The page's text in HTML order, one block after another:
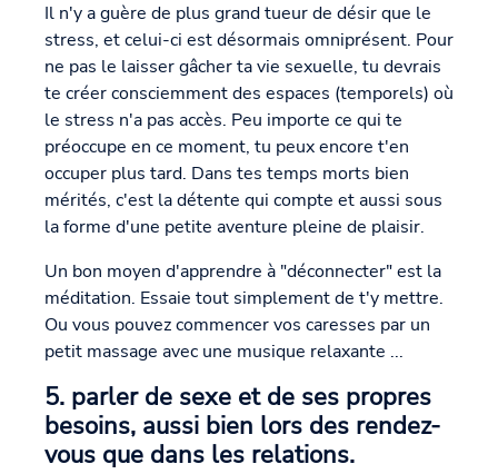
Il n'y a guère de plus grand tueur de désir que le
stress, et celui-ci est désormais omniprésent. Pour
ne pas le laisser gâcher ta vie sexuelle, tu devrais
te créer consciemment des espaces (temporels) où
le stress n'a pas accès. Peu importe ce qui te
préoccupe en ce moment, tu peux encore t'en
occuper plus tard. Dans tes temps morts bien
mérités, c'est la détente qui compte et aussi sous
la forme d'une petite aventure pleine de plaisir.
Un bon moyen d'apprendre à "déconnecter" est la
méditation. Essaie tout simplement de t'y mettre.
Ou vous pouvez commencer vos caresses par un
petit massage avec une musique relaxante ...
5. parler de sexe et de ses propres
besoins, aussi bien lors des rendez-
vous que dans les relations.